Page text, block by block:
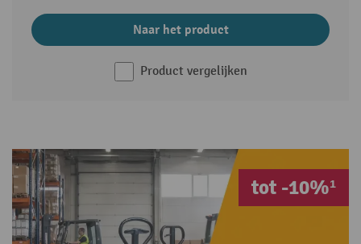
Naar het product
Product vergelijken
tot -10%¹